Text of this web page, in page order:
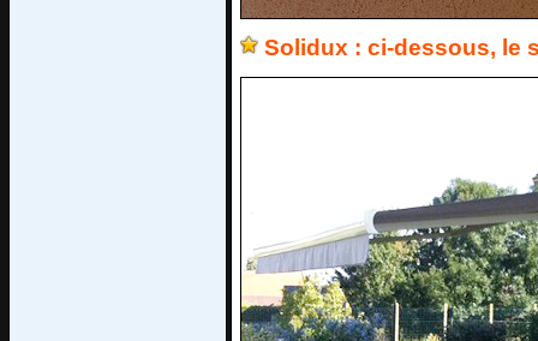
Solidux : ci-dessous, le